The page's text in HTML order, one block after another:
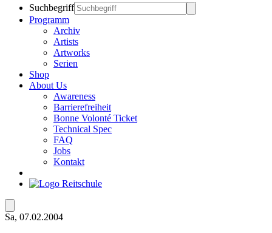
Suchbegriff
Programm
Archiv
Artists
Artworks
Serien
Shop
About Us
Awareness
Barrierefreiheit
Bonne Volonté Ticket
Technical Spec
FAQ
Jobs
Kontakt
Sa, 07.02.2004